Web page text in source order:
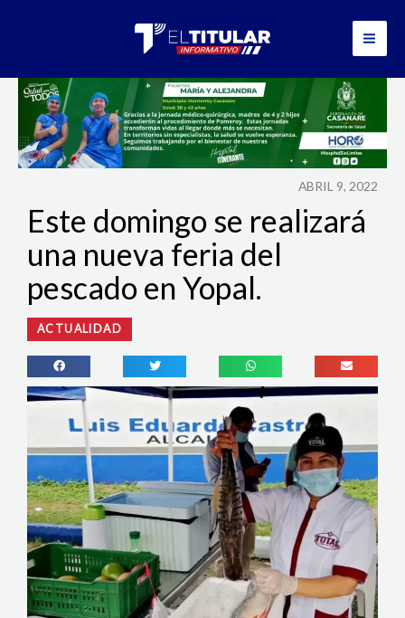
ABRIL 9, 2022
Este domingo se realizará
una nueva feria del
pescado en Yopal.
ACTUALIDAD